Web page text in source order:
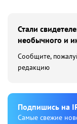
Стали
необычного и
Сообщите,
редакцию
Подпишиcь на
Cамые свежие